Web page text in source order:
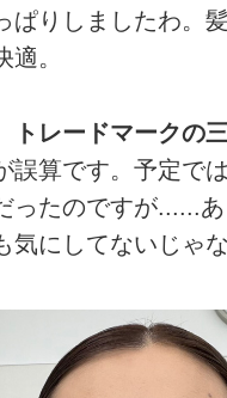
ぱりしましたわ。
。
トレードマークの
誤算です。予定で
ったのですが......
気にしてないじゃな